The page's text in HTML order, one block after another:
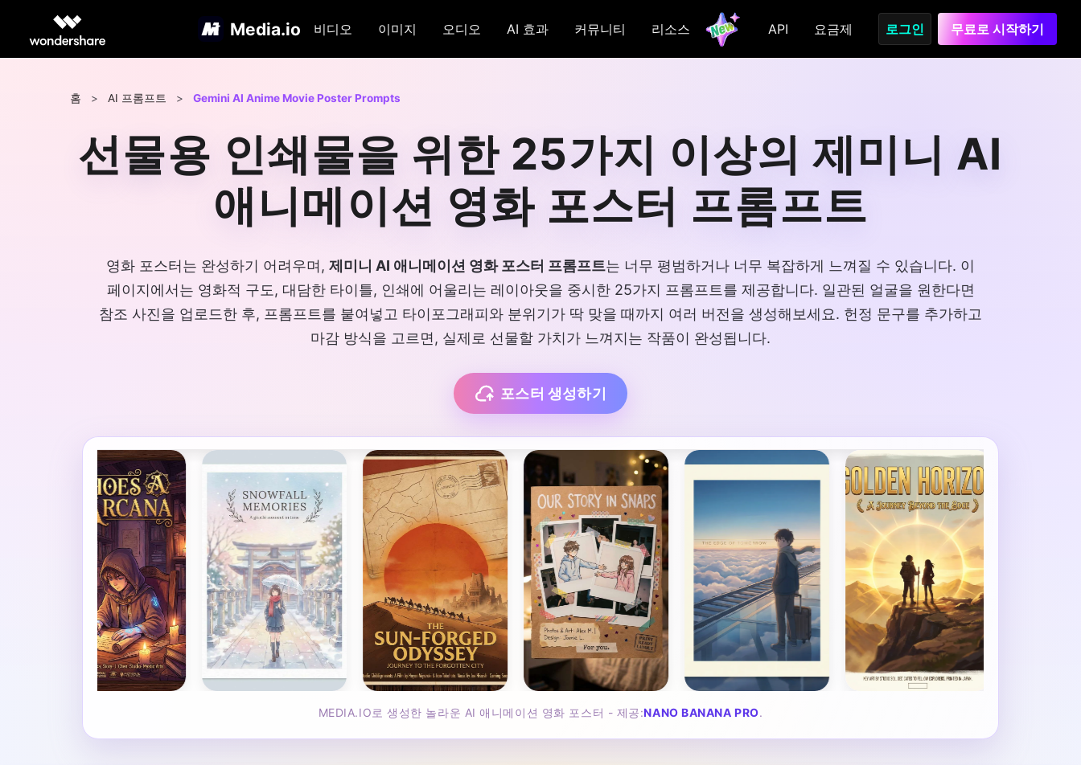
Media.io 비디오 이미지 오디오 AI 효과 커뮤니티 리소스 API 요금제 로그인 무료로 시작하기
홈 > AI 프롬프트 > Gemini AI Anime Movie Poster Prompts
선물용 인쇄물을 위한 25가지 이상의 제미니 AI
애니메이션 영화 포스터 프롬프트
영화 포스터는 완성하기 어려우며, 제미니 AI 애니메이션 영화 포스터 프롬프트는 너무 평범하거나 너무 복잡하게 느껴질 수 있습니다. 이
페이지에서는 영화적 구도, 대담한 타이틀, 인쇄에 어울리는 레이아웃을 중시한 25가지 프롬프트를 제공합니다. 일관된 얼굴을 원한다면
참조 사진을 업로드한 후, 프롬프트를 붙여넣고 타이포그래피와 분위기가 딱 맞을 때까지 여러 버전을 생성해보세요. 헌정 문구를 추가하고
마감 방식을 고르면, 실제로 선물할 가치가 느껴지는 작품이 완성됩니다.
포스터 생성하기
MEDIA.IO로 생성한 놀라운 AI 애니메이션 영화 포스터 - 제공:NANO BANANA PRO.